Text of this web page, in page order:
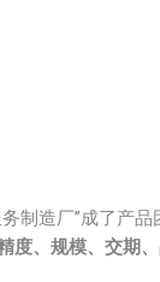
制造厂”成了产
度、规模、交期